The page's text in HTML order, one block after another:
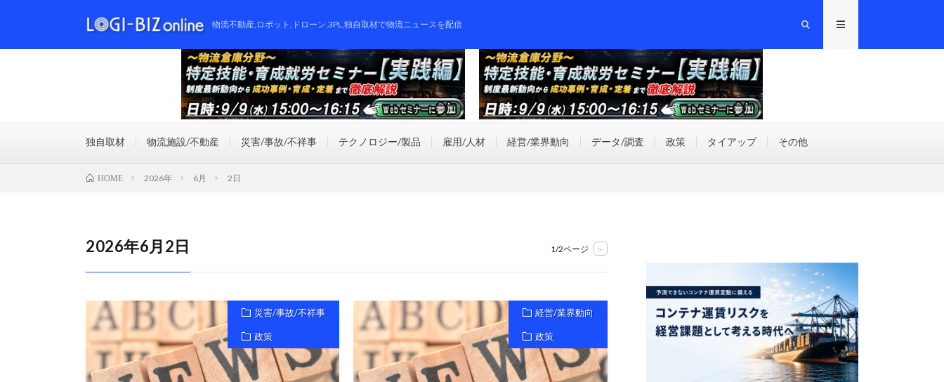
物流不動産,ロボット,ドローン,3PL,独自取材で物流ニュースを配信
独自取材 物流施設/不動産 災害/事故/不祥事 テクノロジー/製品 雇用/人材 経営/業界動向 データ/調査 政策 タイアップ その他
HOME 2026年 6月 2日
2026年6月2日 1/2ページ >
災害/事故/不祥事
政策
経営/業界動向
政策